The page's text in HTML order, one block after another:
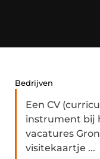
Bedrijven
Een CV
instrument bij
vacatures
visitekaartje ...